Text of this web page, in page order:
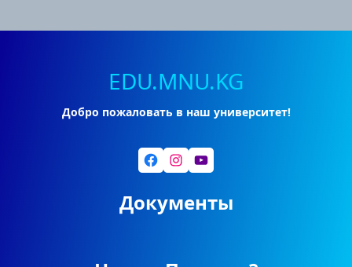
EDU.MNU.KG
Добро пожаловать в наш университет!
Facebook Instagram YouTube
Документы